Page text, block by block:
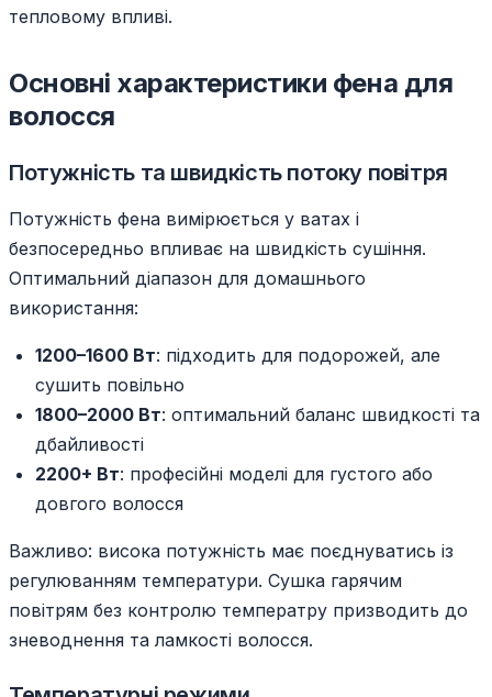
тепловому впливі.
Основні характеристики фена для
волосся
Потужність та швидкість потоку повітря
Потужність фена вимірюється у ватах і
безпосередньо впливає на швидкість сушіння.
Оптимальний діапазон для домашнього
використання:
1200–1600 Вт: підходить для подорожей, але
сушить повільно
1800–2000 Вт: оптимальний баланс швидкості та
дбайливості
2200+ Вт: професійні моделі для густого або
довгого волосся
Важливо: висока потужність має поєднуватись із
регулюванням температури. Сушка гарячим
повітрям без контролю температру призводить до
зневоднення та ламкості волосся.